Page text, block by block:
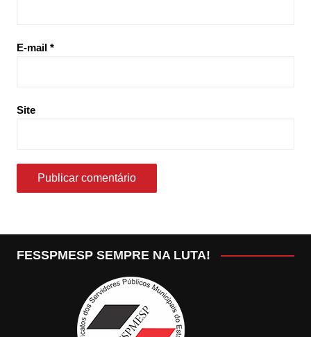
E-mail *
Site
FESSPMESP SEMPRE NA LUTA!